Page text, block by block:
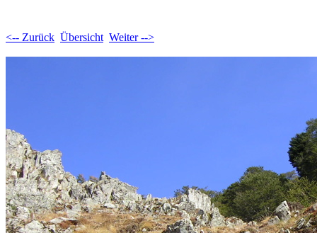
<-- Zurück Übersicht Weiter -->